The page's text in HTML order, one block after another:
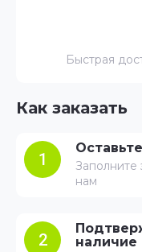
Как заказать
1
Заполните
нам
2
наличие
Быстрая